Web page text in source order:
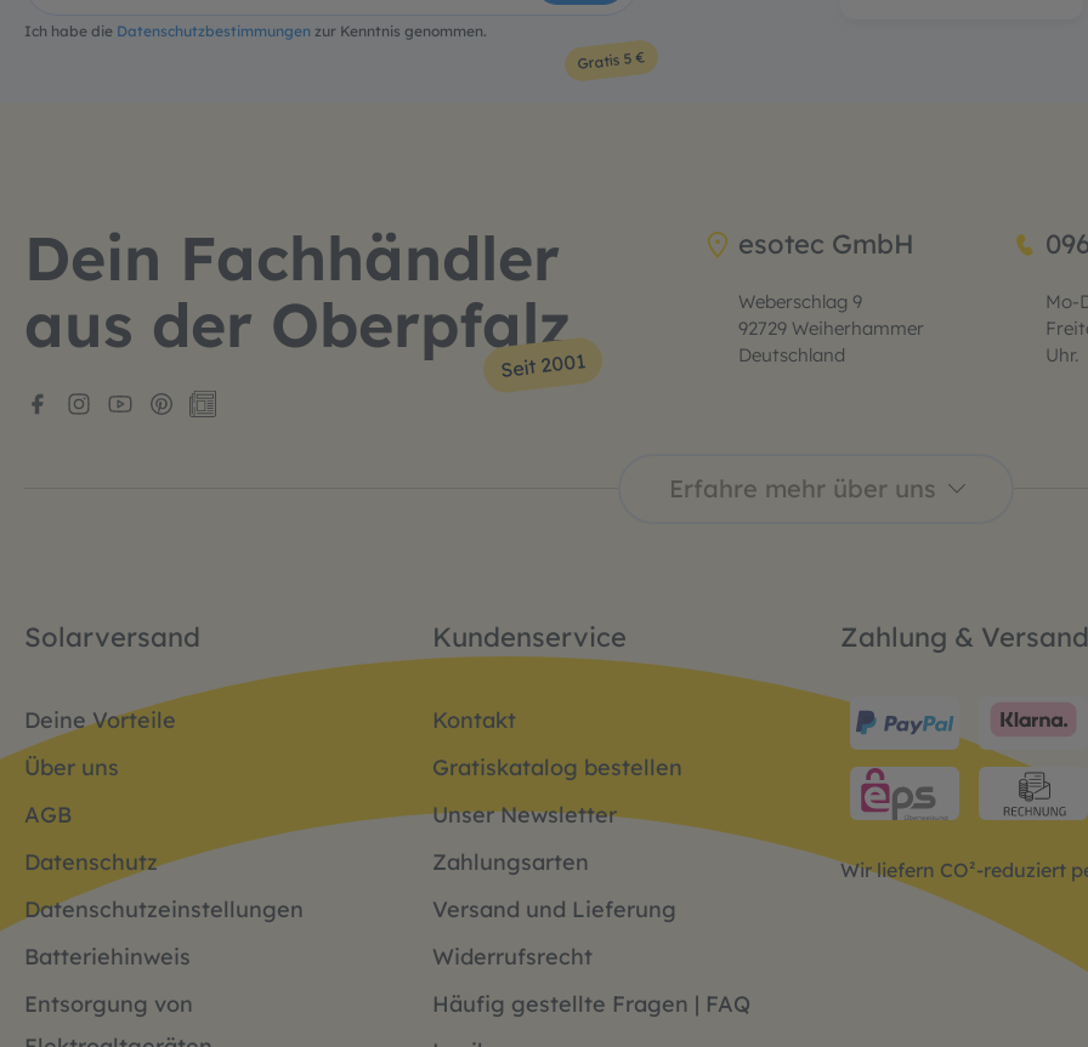
Gratis 5 €
Ich habe die Datenschutzbestimmungen zur Kenntnis genommen.
Dein Fachhändler
aus der Oberpfalz
Seit 2001
esotec GmbH
Weberschlag 9
92729 Weiherhammer
Deutschland
Mo-
Uhr.
Erfahre mehr über uns
Solarversand
Deine Vorteile
Über uns
AGB
Datenschutz
Datenschutzeinstellungen
Batteriehinweis
Entsorgung von
Kundenservice
Kontakt
Gratiskatalog bestellen
Unser Newsletter
Zahlungsarten
Versand und Lieferung
Widerrufsrecht
Häufig gestellte Fragen | FAQ
Zahlung & Versand
Wir liefern CO²-reduziert